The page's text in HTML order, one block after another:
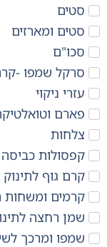
סטים
סטים ומארזים
סכו"ם
סרקל שמפו -
עזרי ניקוי
פארם
צלחות
קפסולות כביסה
קרם גוף לתינוק
קרמים ומשחות
שמן רחצה
שמפו ומרכך